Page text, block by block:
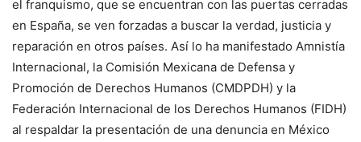
el franquismo, que se encuentran con las puertas cerradas
en España, se ven forzadas a buscar la verdad, justicia y
reparación en otros países. Así lo ha manifestado Amnistía
Internacional, la Comisión Mexicana de Defensa y
Promoción de Derechos Humanos (CMDPDH) y la
Federación Internacional de los Derechos Humanos (FIDH)
al respaldar la presentación de una denuncia en México